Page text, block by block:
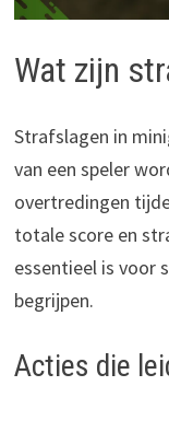
Wat zijn
Strafslagen in
van een speler
overtredingen
totale score en
essentieel is voor
begrijpen.
Acties die